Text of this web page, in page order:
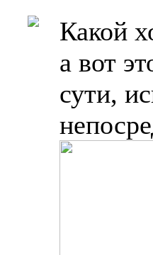
Какой
а вот
сути,